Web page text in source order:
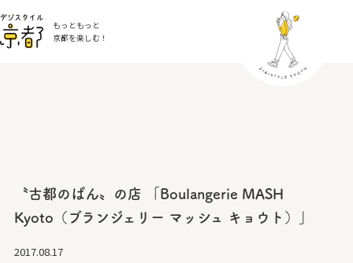
もっともっと
京都を楽しむ！
〝古都のぱん〟の店 「Boulangerie MASH
Kyoto（ブランジェリー マッシュ キョウト）」
2017.08.17